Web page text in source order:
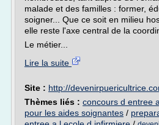
malade et des familles : former,
soigner... Que ce soit en milieu
elle reste l'axe central de la
Le métier...
Lire la suite
Site : http://
Thèmes liés : concours d entree
pour les aides soignantes /